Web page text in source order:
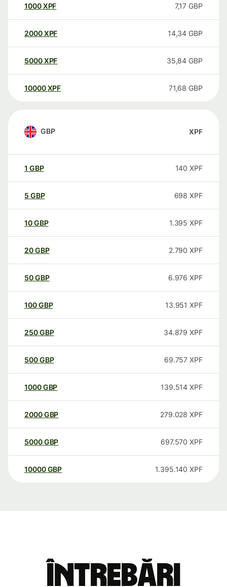
1000XPF 7,17 GBP
2000XPF 14,34 GBP
5000XPF 35,84 GBP
10000 XPF 71,68 GBP
GBP XPF
1 GBP 140 XPF
5 GBP 698 XPF
10GBP 1.395 XPF
20GBP 2.790 XPF
50GBP 6.976 XPF
100GBP 13.951 XPF
250GBP 34.879 XPF
500GBP 69.757 XPF
1000GBP 139.514 XPF
2000GBP 279.028 XPF
5000GBP 697.570 XPF
10000 GBP 1.395.140 XPF
Întrebări